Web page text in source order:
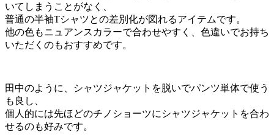
いてしまうことがなく、
普通の半袖Tシャツとの差別化が図れるアイテムです。
他の色もニュアンスカラーで合わせやすく、色違いでお持ち
いただくのもおすすめです。
田中のように、シャツジャケットを脱いでパンツ単体で使う
も良し、
個人的には先ほどのチノショーツにシャツジャケットを合わ
せるのも好みです。